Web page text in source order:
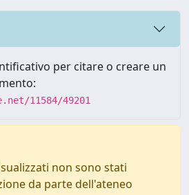
per citare o creare un
11584/49201
non sono stati
da parte dell'ateneo